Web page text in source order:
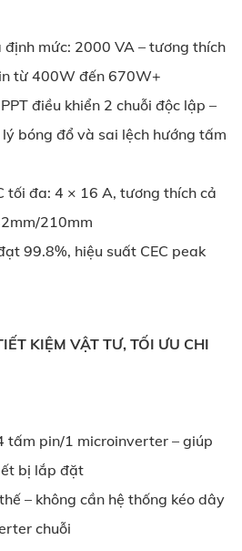
định mức: 2000 VA – tương thích
từ 400W đến 670W+
điều khiển 2 chuỗi độc lập –
bóng đổ và sai lệch hướng tấm
tối đa: 4 × 16 A, tương thích cả
210mm
99.8%, hiệu suất CEC peak
KIỆM VẬT TƯ, TỐI ƯU CHI
tấm pin/1 microinverter – giúp
bị lắp đặt
– không cần hệ thống kéo dây
chuỗi